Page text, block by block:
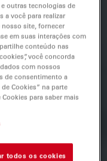
outras tecnologias de
a você para realizar
nosso site, fornecer
em suas interações com
conteúdo nas
você concorda
com nossos
de consentimento a
Cookies” na parte
para saber mais
todos os cookies